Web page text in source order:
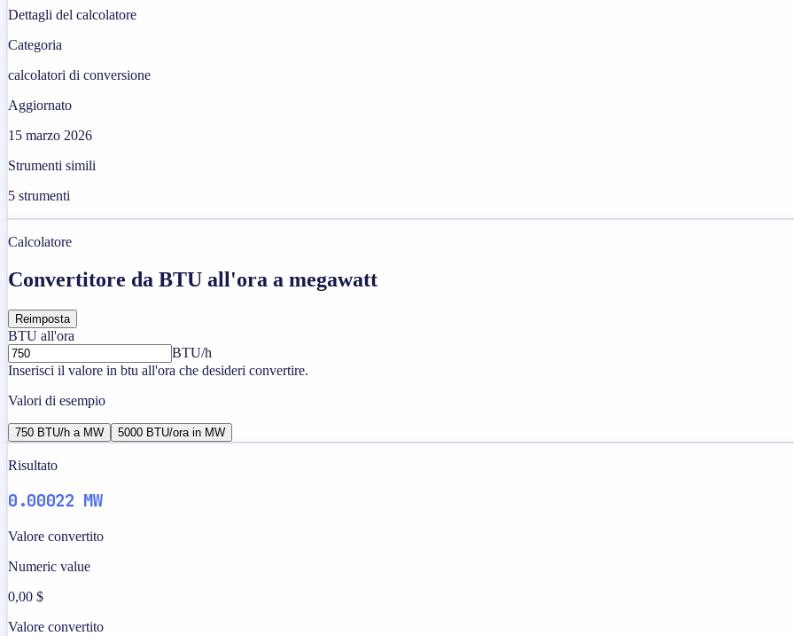
Dettagli del calcolatore
Categoria
calcolatori di conversione
Aggiornato
15 marzo 2026
Strumenti simili
5 strumenti
Calcolatore
Convertitore da BTU all'ora a megawatt
Reimposta
BTU all'ora
BTU/h
Inserisci il valore in btu all'ora che desideri convertire.
Valori di esempio
750 BTU/h a MW 5000 BTU/ora in MW
Risultato
0.00022 MW
Valore convertito
Numeric value
0,00 $
Valore convertito